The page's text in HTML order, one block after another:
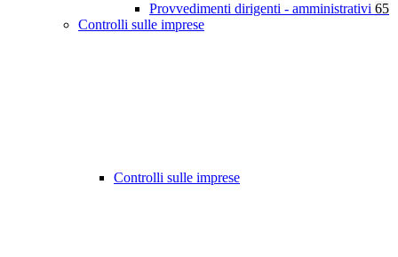
Provvedimenti dirigenti - amministrativi 65
Controlli sulle imprese
Controlli sulle imprese